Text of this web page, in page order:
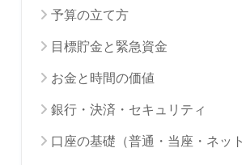
予算の立て方
目標貯金と緊急資金
お金と時間の価値
銀行・決済・セキュリティ
口座の基礎（普通・当座・ネット